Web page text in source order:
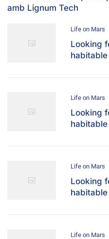
amb Lignum Tech
Life on Mars
Looking
habitable
Life on Mars
Looking
habitable
Life on Mars
Looking
habitable
Life on Mars